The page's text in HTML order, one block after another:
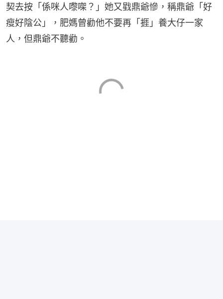
契去按「係咪人嚟㗎？」她又戥鼎爺慘，稱鼎爺「好
瘦好陰公」，肥媽曾勸他不要再「捱」養大仔一家
人，但鼎爺不聽勸。